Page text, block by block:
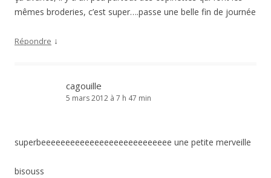
mêmes broderies, c’est super….passe une belle fin de journée
Répondre ↓
cagouille
5 mars 2012 à 7 h 47 min
superbeeeeeeeeeeeeeeeeeeeeeeeeeee une petite merveille
bisouss